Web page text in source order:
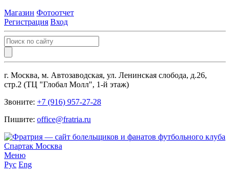
Магазин Фотоотчет
Регистрация Вход
г. Москва, м. Автозаводская, ул. Ленинская слобода, д.26,
стр.2 (ТЦ "Глобал Молл", 1-й этаж)
Звоните: +7 (916) 957-27-28
Пишите: office@fratria.ru
Меню
Рус Eng